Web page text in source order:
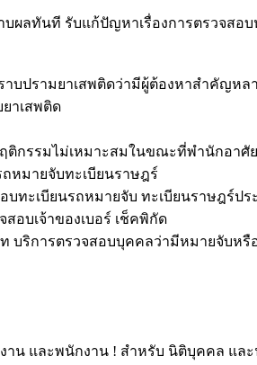
ผลทันที รับแก้ปัญหาเรื่องการตรวจสอ
บปรามยาเสพติดว่ามีผู้ต้องหาสำคัญหล
าเสพติด
ติกรรมไม่เหมาะสมในขณะที่พำนักอาศัย
หมายจับทะเบียนราษฎร์
ทะเบียนรถหมายจับ ทะเบียนราษฎร์ป
อบเจ้าของเบอร์ เช็คพิกัด
บริการตรวจสอบบุคคลว่ามีหมายจับห
าน และพนักงาน ! สําหรับ นิติบุคคล แล